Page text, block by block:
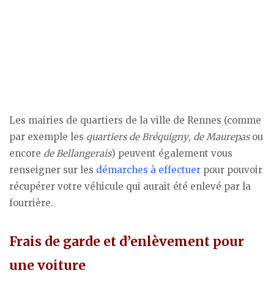
Les mairies de quartiers de la ville de Rennes (comme
par exemple les quartiers de Bréquigny, de Maurepasou
encore de Bellangerais) peuvent également vous
renseigner sur les démarches à effectuer pour pouvoir
récupérer votre véhicule qui aurait été enlevé par la
fourrière.
Frais de garde et d’enlèvement pour
une voiture